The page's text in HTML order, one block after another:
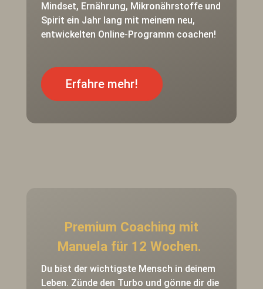
Mindset, Ernährung, Mikronährstoffe und
Spirit ein Jahr lang mit meinem neu,
entwickelten Online-Programm coachen!
Erfahre mehr!
Premium Coaching mit
Manuela für 12 Wochen.
Du bist der wichtigste Mensch in deinem
Leben. Zünde den Turbo und gönne dir die